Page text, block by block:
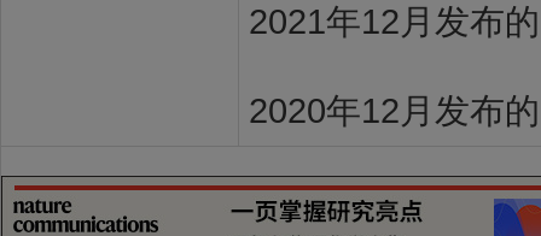
2021年12月发布
2020年12月发布